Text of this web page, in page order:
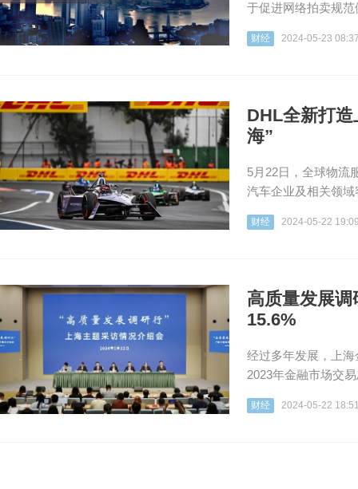
于促进网络拍卖规
财经 2024-05-23
DHL全新打
海”
5月22日，全球物流
汽车企业及相关领
财经 2024-05-22
高质量发展
15.6%
经过多年发展，上
2023年金融市场交
财经 2024-05-22